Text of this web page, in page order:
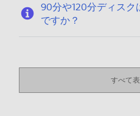
90分や120分ディス
ですか？
すべて